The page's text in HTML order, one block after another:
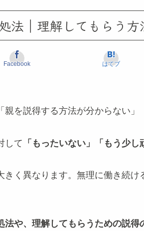
法｜理解してもらう方
Facebook はてブ
を説得する方法が分からない」
して 「もったいない」「もう少し
く異なります。無理に働き続
や、理解してもらうための説得